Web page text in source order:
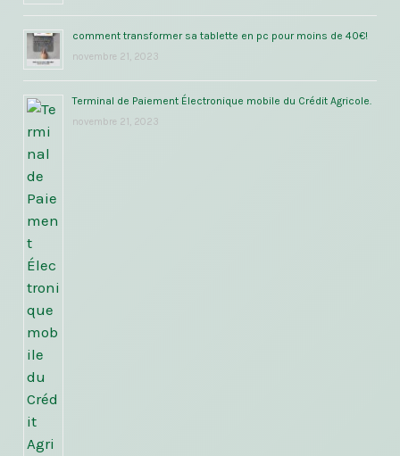
comment transformer sa tablette en pc pour moins de 40€!
novembre 21, 2023
Terminal de Paiement Électronique mobile du Crédit Agricole.
novembre 21, 2023